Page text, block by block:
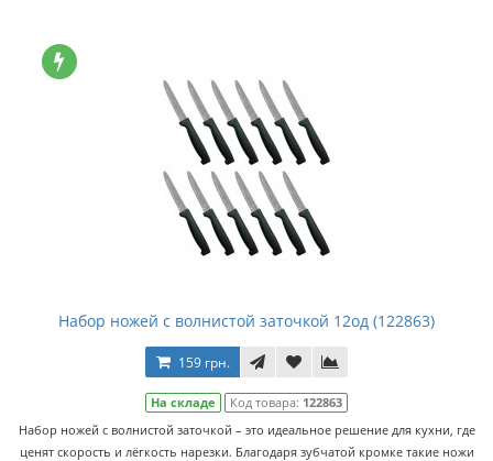
Набор ножей с волнистой заточкой 12од (122863)
159 грн.
На складе Код товара: 122863
Набор ножей с волнистой заточкой – это идеальное решение для кухни, где
ценят скорость и лёгкость нарезки. Благодаря зубчатой ​​кромке такие ножи